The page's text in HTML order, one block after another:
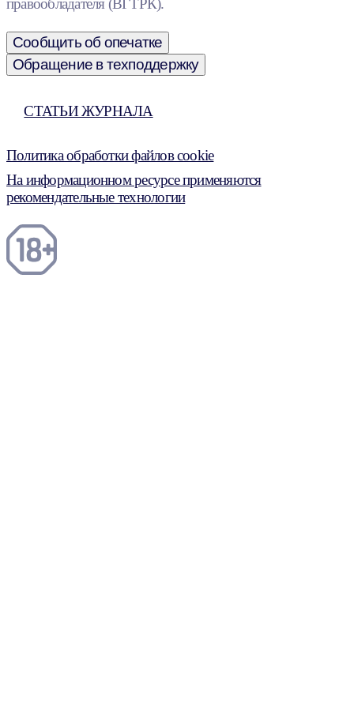
правообладателя (ВГТРК).
Сообщить об опечатке
Обращение в техподдержку
СТАТЬИ ЖУРНАЛА
Политика обработки файлов cookie
На информационном ресурсе применяются
рекомендательные технологии